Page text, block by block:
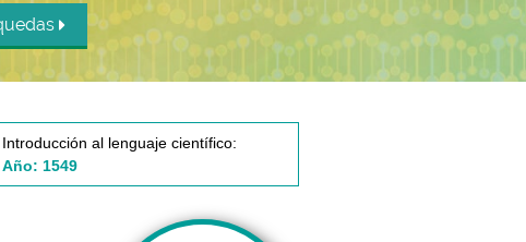
Introducción al lenguaje científico:
Año: 1549